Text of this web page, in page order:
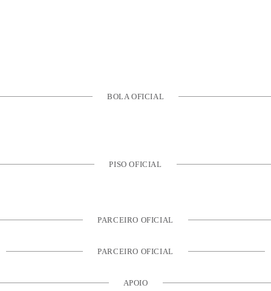
BOLA OFICIAL
PISO OFICIAL
PARCEIRO OFICIAL
PARCEIRO OFICIAL
APOIO